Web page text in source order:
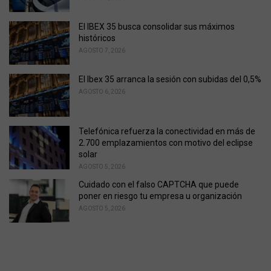
El IBEX 35 busca consolidar sus máximos
históricos
AGOSTO 7, 2026
El Ibex 35 arranca la sesión con subidas del 0,5%
AGOSTO 6, 2026
Telefónica refuerza la conectividad en más de
2.700 emplazamientos con motivo del eclipse
solar
AGOSTO 5, 2026
Cuidado con el falso CAPTCHA que puede
poner en riesgo tu empresa u organización
AGOSTO 5, 2026